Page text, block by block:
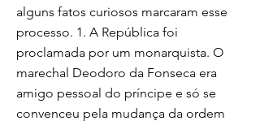
alguns fatos curiosos marcaram esse
processo. 1. A República foi
proclamada por um monarquista. O
marechal Deodoro da Fonseca era
amigo pessoal do príncipe e só se
convenceu pela mudança da ordem